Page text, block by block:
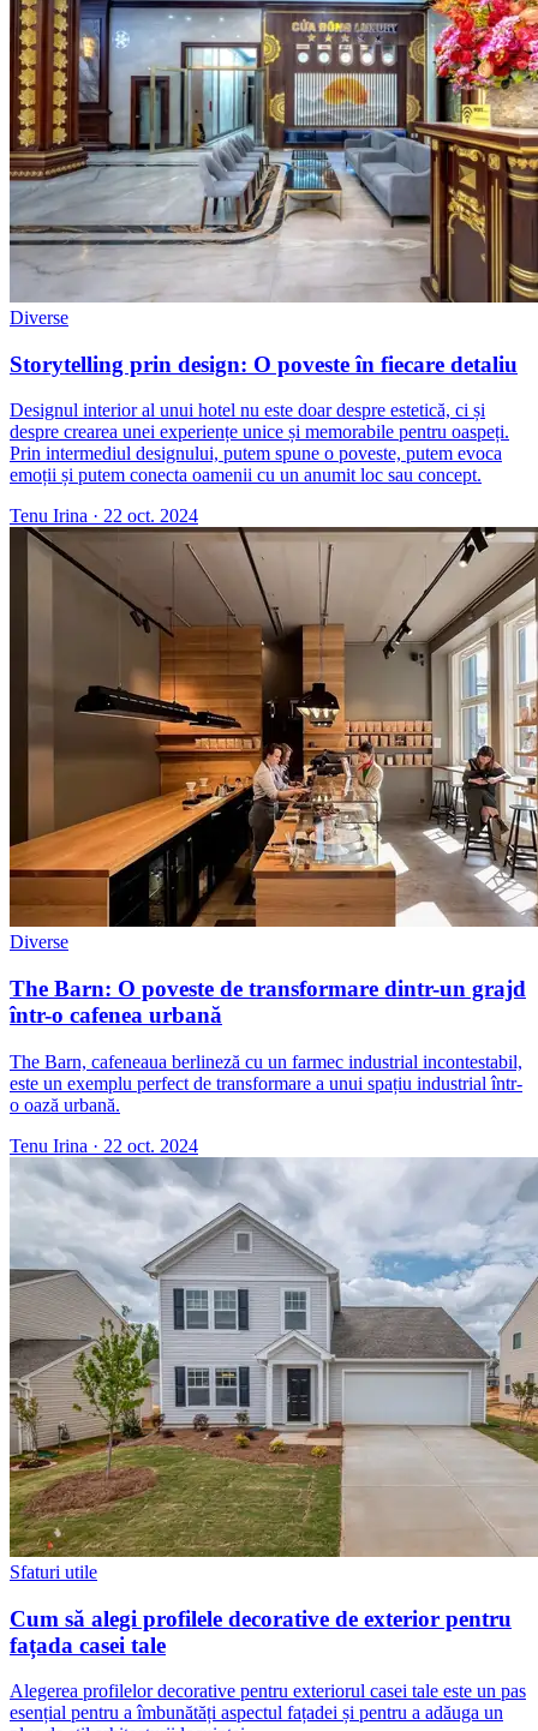
Diverse
Storytelling prin design: O poveste în fiecare detaliu
Designul interior al unui hotel nu este doar despre estetică, ci și
despre crearea unei experiențe unice și memorabile pentru oaspeți.
Prin intermediul designului, putem spune o poveste, putem evoca
emoții și putem conecta oamenii cu un anumit loc sau concept.
Tenu Irina · 22 oct. 2024
Diverse
The Barn: O poveste de transformare dintr-un grajd
într-o cafenea urbană
The Barn, cafeneaua berlineză cu un farmec industrial incontestabil,
este un exemplu perfect de transformare a unui spațiu industrial într-
o oază urbană.
Tenu Irina · 22 oct. 2024
Sfaturi utile
Cum să alegi profilele decorative de exterior pentru
fațada casei tale
Alegerea profilelor decorative pentru exteriorul casei tale este un pas
esențial pentru a îmbunătăți aspectul fațadei și pentru a adăuga un